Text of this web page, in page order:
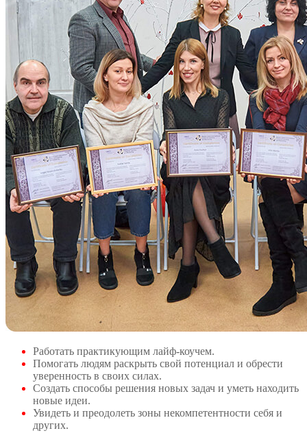
Работать практикующим лайф-коучем.
Помогать людям раскрыть свой потенциал и обрести
уверенность в своих силах.
Создать способы решения новых задач и уметь находить
новые идеи.
Увидеть и преодолеть зоны некомпетентности себя и
других.